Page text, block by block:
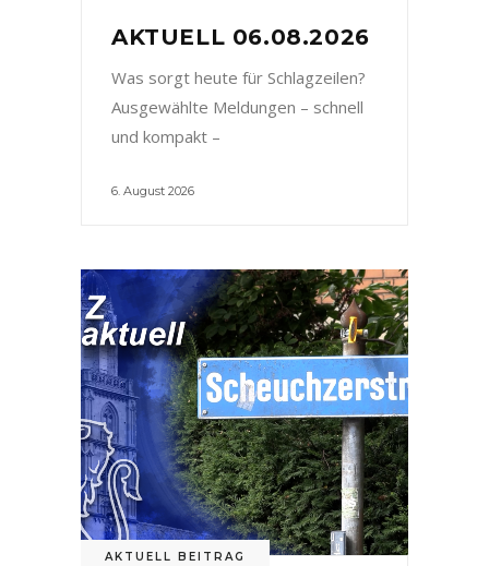
AKTUELL 06.08.2026
Was sorgt heute für Schlagzeilen?
Ausgewählte Meldungen – schnell
und kompakt –
6. August 2026
AKTUELL BEITRAG